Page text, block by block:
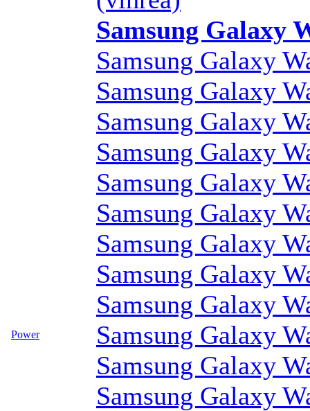
Power
Samsung Galaxy
Samsung Galaxy
Samsung Galaxy
Samsung Galaxy
Samsung Galaxy
Samsung Galaxy
Samsung Galaxy
Samsung Galaxy
Samsung Galaxy
Samsung Galaxy
Samsung Galaxy
Samsung Galaxy
Samsung Galaxy